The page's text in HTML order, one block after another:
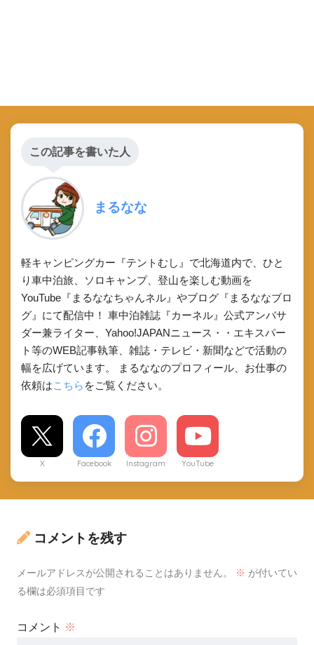
この記事を書いた人
まるなな
軽キャンピングカー『テントむし』で北海道内で、ひと
り車中泊旅、ソロキャンプ、登山を楽しむ動画を
YouTube『まるななちゃんネル』やブログ『まるななブロ
グ』にて配信中！ 車中泊雑誌『カーネル』公式アンバサ
ダー兼ライター、Yahoo!JAPANニュース・・エキスパー
ト等のWEB記事執筆、雑誌・テレビ・新聞などで活動の
幅を広げています。 まるななのプロフィール、お仕事の
依頼はこちら をご覧ください。
X Facebook Instagram YouTube
コメントを残す
メールアドレスが公開されることはありません。 ※ が付いてい
る欄は必須項目です
コメント ※